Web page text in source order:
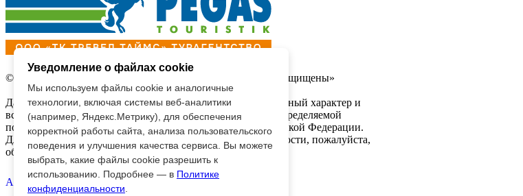
© 2026 Турагентство ООО «ТК Тревел Таймс | Все права защищены»
Данный интернет сайт носит исключительно информационный характер и
вся информация на нем не является публичной офертой, определяемой
положениями Статьи 437 (2) Гражданского кодекса Российской Федерации.
Для получения подробной информации о наличии и стоимости, пожалуйста,
обращайтесь к менеджерам по продажам.
AppStore Google Play
Уведомление о файлах cookie
Мы используем файлы cookie и аналогичные
технологии, включая системы веб-аналитики
(например, Яндекс.Метрику), для обеспечения
корректной работы сайта, анализа пользовательского
поведения и улучшения качества сервиса. Вы можете
выбрать, какие файлы cookie разрешить к
использованию. Подробнее — в Политике
конфиденциальности